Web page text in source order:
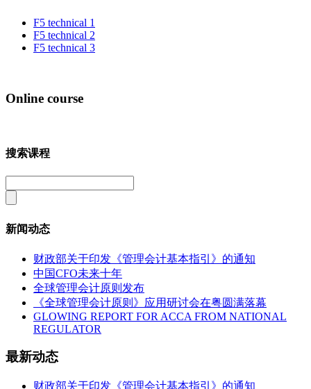
F5 technical 1
F5 technical 2
F5 technical 3
Online course
搜索课程
新闻动态
财政部关于印发《管理会计基本指引》的通知
中国CFO未来十年
全球管理会计原则发布
《全球管理会计原则》应用研讨会在粤圆满落幕
GLOWING REPORT FOR ACCA FROM NATIONAL
REGULATOR
最新动态
财政部关于印发《管理会计基本指引》的通知